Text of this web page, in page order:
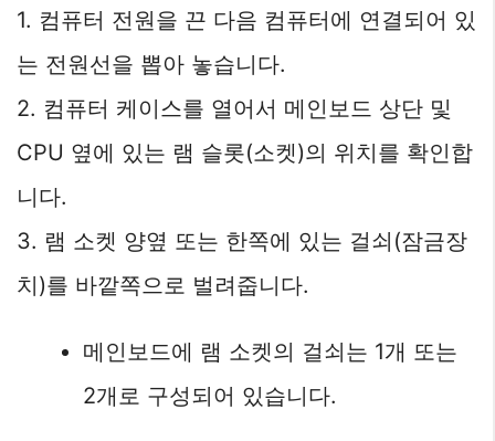
1. 컴퓨터 전원을 끈 다음 컴퓨터에 연결되어 있
는 전원선을 뽑아 놓습니다.
2. 컴퓨터 케이스를 열어서 메인보드 상단 및
CPU 옆에 있는 램 슬롯(소켓)의 위치를 확인합
니다.
3. 램 소켓 양옆 또는 한쪽에 있는 걸쇠(잠금장
치)를 바깥쪽으로 벌려줍니다.
메인보드에 램 소켓의 걸쇠는 1개 또는
2개로 구성되어 있습니다.